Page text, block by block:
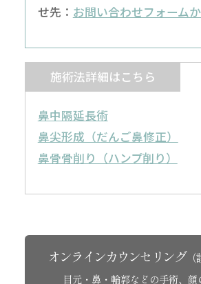
せ先： お問い合わせフォーム
施術法詳細はこちら
鼻中隔延長術
鼻尖形成（だんご鼻修正）
鼻骨骨削り（ハンプ削り）
オンラインカウンセリング（
目元・鼻・輪郭などの手術、顔